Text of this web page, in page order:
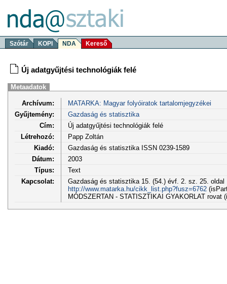
Szótár KOPI NDA Kereső
Új adatgyűjtési technológiák felé
Metaadatok
Archívum:
MATARKA: Magyar folyóiratok tartalomjegyzékei
Gyűjtemény:
Gazdaság és statisztika
Cím:
Új adatgyűjtési technológiák felé
Létrehozó:
Papp Zoltán
Kiadó:
Gazdaság és statisztika ISSN 0239-1589
Dátum:
2003
Típus:
Text
Kapcsolat:
Gazdaság és statisztika 15. (54.) évf. 2. sz. 25. oldal
http://www.matarka.hu/cikk_list.php?fusz=6762
MÓDSZERTAN - STATISZTIKAI GYAKORLAT rovat